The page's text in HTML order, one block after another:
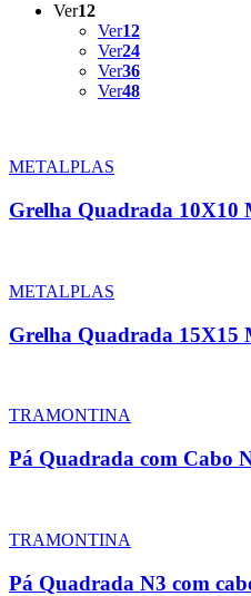
Ver12
Ver12
Ver24
Ver36
Ver48
METALPLAS
Grelha Quadrada 10X10
METALPLAS
Grelha Quadrada 15X15
TRAMONTINA
Pá Quadrada com Cabo
TRAMONTINA
Pá Quadrada N3 com